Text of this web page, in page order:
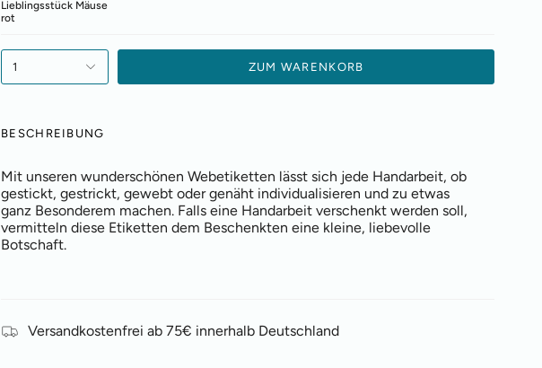
Lieblingsstück Mäuse
rot
1 ZUM WARENKORB
BESCHREIBUNG
Mit unseren wunderschönen Webetiketten lässt sich jede Handarbeit, ob
gestickt, gestrickt, gewebt oder genäht individualisieren und zu etwas
ganz Besonderem machen. Falls eine Handarbeit verschenkt werden soll,
vermitteln diese Etiketten dem Beschenkten eine kleine, liebevolle
Botschaft.
Versandkostenfrei ab 75€ innerhalb Deutschland